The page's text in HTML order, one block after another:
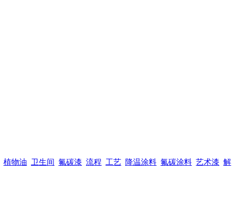
植物油 卫生间 氟碳漆 流程 工艺 降温涂料 氟碳涂料 艺术漆 解